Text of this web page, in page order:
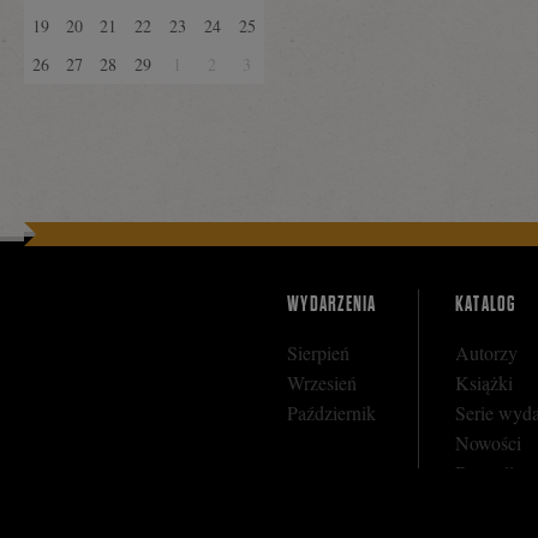
19
20 21 22 23 24
25
26
27 28 29 1 2 3
WYDARZENIA
Sierpień
Wrzesień
Październik
KATALOG
Autorzy
Książki
Serie
Nowości
Bestsellery